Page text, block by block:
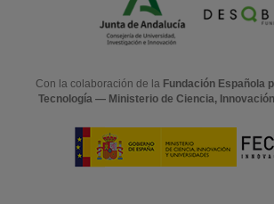
Con la colaboración de la Fundación Española
Tecnología — Ministerio de Ciencia,